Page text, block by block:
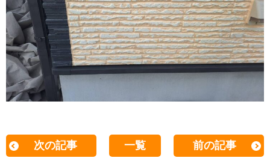
次の記事 一覧 前の記事